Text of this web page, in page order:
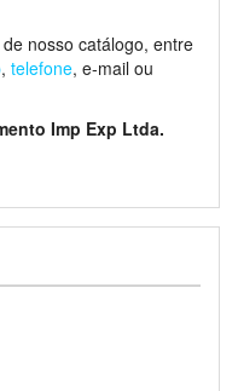
nosso catálogo, entre
, telefone, e-mail ou
Imp Exp Ltda.